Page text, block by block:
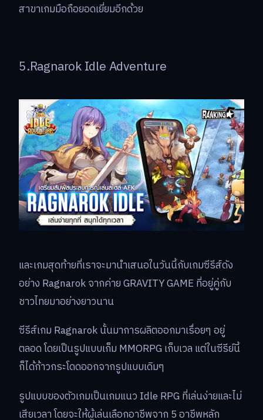
สาขาเกมมือถือยอดเยี่ยมอีกด้วย
5.Ragnarok Idle Adventure
และเกมสุดท้ายที่เราจะมานำเสนอในวันนี้กับเกมซีรีส์ดัง
อย่าง Ragnarok จากค่าย GRAVITY GAME ที่อยู่คู่กับ
ชาวไทยมาอย่างยาวนาน
ซีรีส์เกม Ragnarok นั้นมาการผลิตออกมาเรื่อยๆ อยู่
ตลอด โดยเป็นรูปแบบเก็ม MMORPG เก็บเวล แต่ในซีรีย์นี้
ก็ได้ก้าวกระโดดออกจากรูปแบบเดิมๆ
รูปแบบของตัวเกมเป็นเกมแนว Idle RPG ที่เล่นง่ายและไม่
เสียเวลา โดยจะให้ผู้เล่นเลือกอาชีพจาก 5 อาชีพหลัก